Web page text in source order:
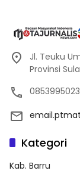
Jl. Teuku
Provinsi
Kategori
Kab. Barru